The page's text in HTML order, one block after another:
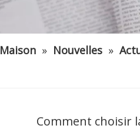
Maison » Nouvelles »
Comment choisir